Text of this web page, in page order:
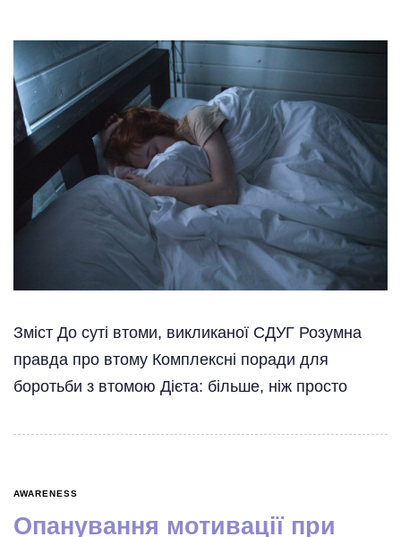
Зміст До суті втоми, викликаної СДУГ Розумна
правда про втому Комплексні поради для
боротьби з втомою Дієта: більше, ніж просто
AWARENESS
Опанування мотивації при